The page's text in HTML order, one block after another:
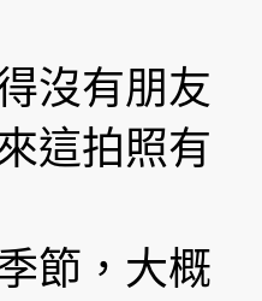
沒有朋友
這拍照有
節，大概